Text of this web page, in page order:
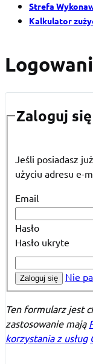
Strefa
Kalkulator
Zaloguj się
Jeśli posiadasz
użyciu adresu e-
Email
Hasło
Hasło ukryte
Zaloguj się Nie
Ten formularz jest
zastosowanie mają
korzystania z usług